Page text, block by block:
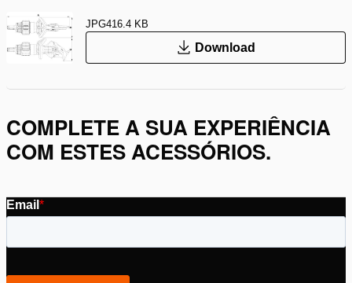
JPG416.4 KB
Download
COMPLETE A SUA EXPERIÊNCIA
COM ESTES ACESSÓRIOS.